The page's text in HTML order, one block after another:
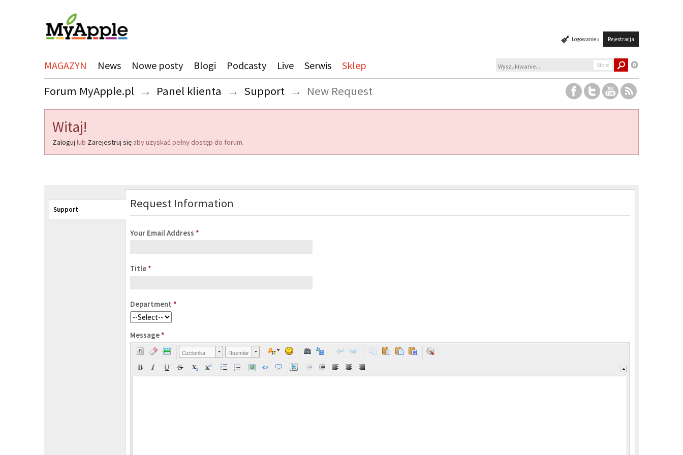
Logowanie » Rejestracja
MAGAZYN News Nowe posty Blogi Podcasty Live Serwis Sklep Store
Forum MyApple.pl → Panel klienta → Support → New Request
Witaj!
Zaloguj lub Zarejestruj się aby uzyskać pełny dostęp do forum.
Support Request Information
Your Email Address *
Title *
Department *
Message *
Czcionka Rozmiar